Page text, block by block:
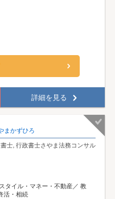
詳細を見る
まかずひろ
士, 行政書士さやま法務コンサル
タイル・マネー・不動産／ 教
活・相続